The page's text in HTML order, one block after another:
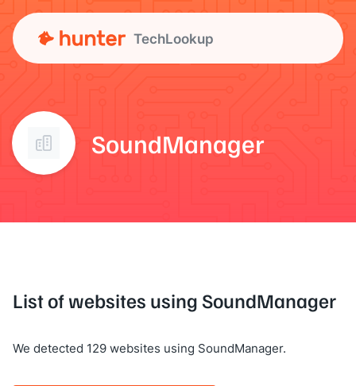
TechLookup
SoundManager
List of websites using SoundManager
We detected 129 websites using SoundManager.